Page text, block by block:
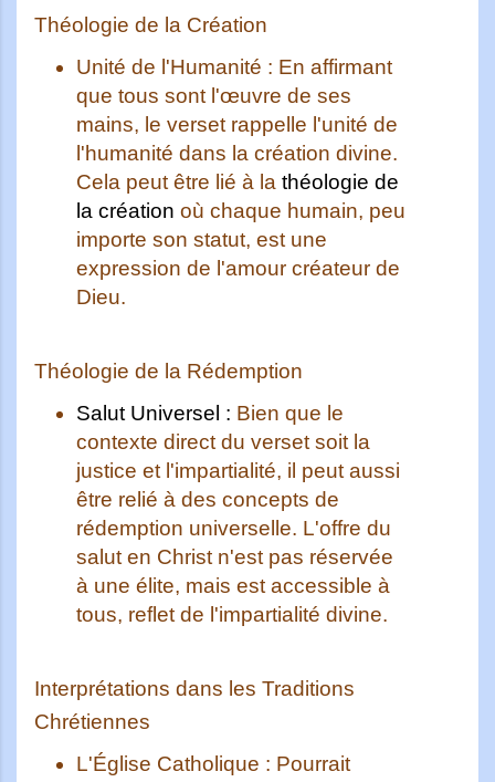
Théologie de la Création
Unité de l'Humanité : En affirmant
que tous sont l'œuvre de ses
mains, le verset rappelle l'unité de
l'humanité dans la création divine.
Cela peut être lié à la théologie de
la création où chaque humain, peu
importe son statut, est une
expression de l'amour créateur de
Dieu.
Théologie de la Rédemption
Salut Universel : Bien que le
contexte direct du verset soit la
justice et l'impartialité, il peut aussi
être relié à des concepts de
rédemption universelle. L'offre du
salut en Christ n'est pas réservée
à une élite, mais est accessible à
tous, reflet de l'impartialité divine.
Interprétations dans les Traditions
Chrétiennes
L'Église Catholique : Pourrait